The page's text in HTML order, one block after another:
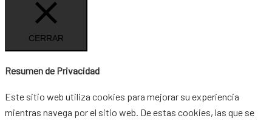
CERRAR
Resumen de Privacidad
Este sitio web utiliza cookies para mejorar su experiencia
mientras navega por el sitio web. De estas cookies, las que se